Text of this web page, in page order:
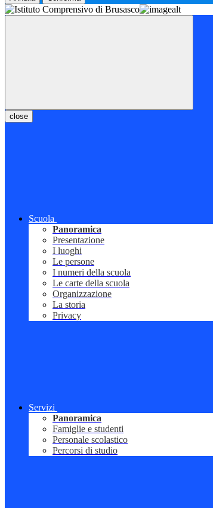
close
Scuola
Panoramica
Presentazione
I luoghi
Le persone
I numeri della scuola
Le carte della scuola
Organizzazione
La storia
Privacy
Servizi
Panoramica
Famiglie e studenti
Personale scolastico
Percorsi di studio